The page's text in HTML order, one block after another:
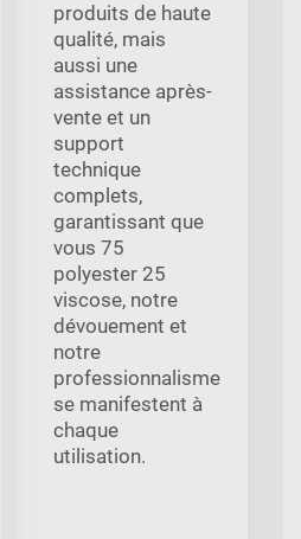
produits de haute
qualité, mais
aussi une
assistance après-
vente et un
support
technique
complets,
garantissant que
vous 75
polyester 25
viscose, notre
dévouement et
notre
professionnalisme
se manifestent à
chaque
utilisation.